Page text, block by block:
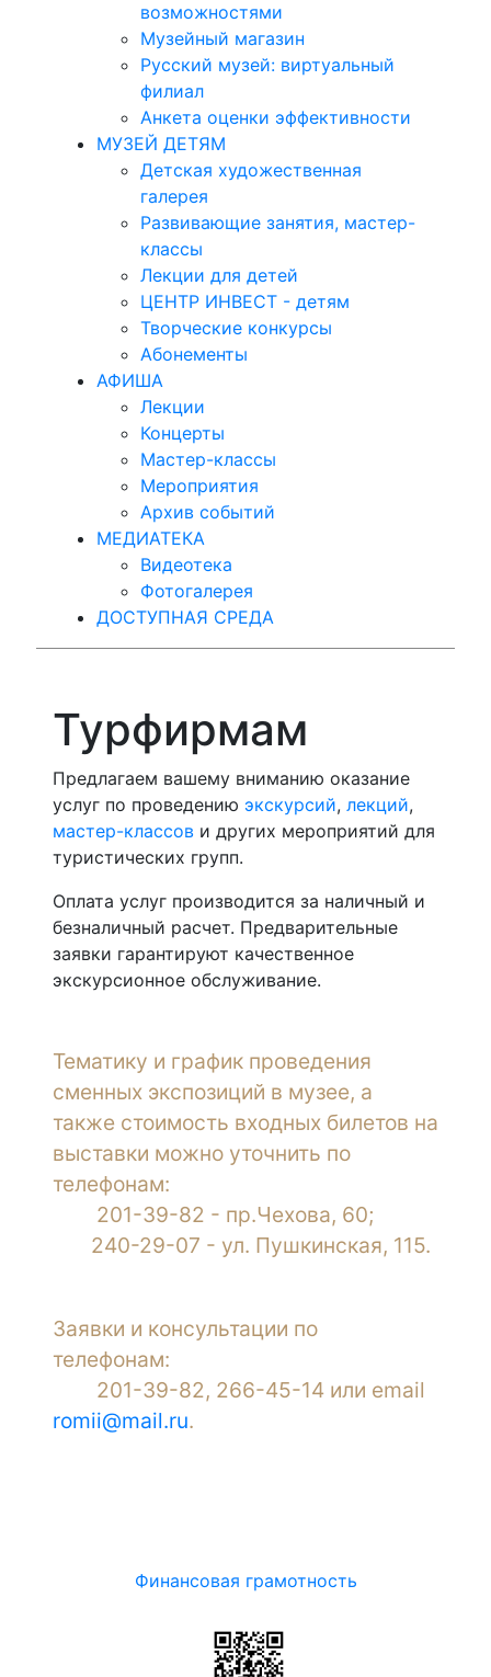
возможностями
Музейный магазин
Русский музей: виртуальный
филиал
Анкета оценки эффективности
МУЗЕЙ ДЕТЯМ
Детская художественная
галерея
Развивающие занятия, мастер-
классы
Лекции для детей
ЦЕНТР ИНВЕСТ - детям
Творческие конкурсы
Абонементы
АФИША
Лекции
Концерты
Мастер-классы
Мероприятия
Архив событий
МЕДИАТЕКА
Видеотека
Фотогалерея
ДОСТУПНАЯ СРЕДА
Турфирмам
Предлагаем вашему вниманию оказание
услуг по проведению экскурсий, лекций,
мастер-классов и других мероприятий для
туристических групп.
Оплата услуг производится за наличный и
безналичный расчет. Предварительные
заявки гарантируют качественное
экскурсионное обслуживание.
Тематику и график проведения
сменных экспозиций в музее, а
также стоимость входных билетов на
выставки можно уточнить по
телефонам:
201-39-82 - пр.Чехова, 60;
240-29-07 - ул. Пушкинская, 115.
Заявки и консультации по
телефонам:
201-39-82, 266-45-14 или email
romii@mail.ru.
Финансовая грамотность